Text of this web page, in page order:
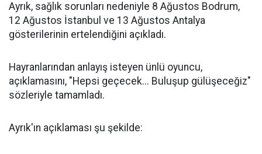
Ayrık, sağlık sorunları nedeniyle 8 Ağustos Bodrum,
12 Ağustos İstanbul ve 13 Ağustos Antalya
gösterilerinin ertelendiğini açıkladı.
Hayranlarından anlayış isteyen ünlü oyuncu,
açıklamasını, "Hepsi geçecek... Buluşup gülüşeceğiz"
sözleriyle tamamladı.
Ayrık'ın açıklaması şu şekilde: